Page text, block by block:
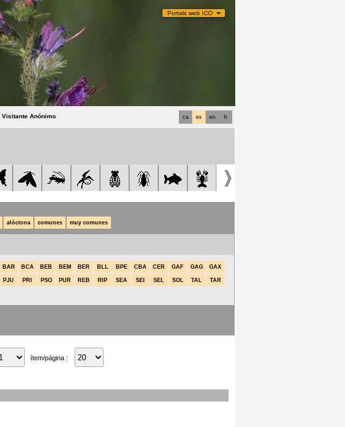
Portals web ICO
fr
en
es
ca
Visitante Anónimo
alóctona comunes muy comunes
BAR BCA BEB BEM BER BLL BPE CBA CER GAF GAG GAX
PJU PRI PSO PUR REB RIP SEA SEI SEL SOL TAL TAR
ítem/página :